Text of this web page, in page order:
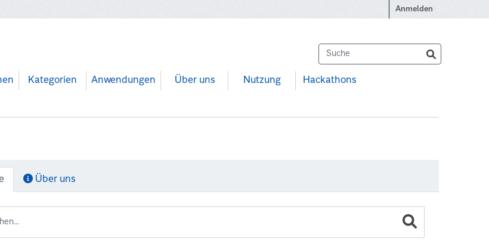
Anmelden
Kategorien Anwendungen Über uns Nutzung Hackathons
Über uns